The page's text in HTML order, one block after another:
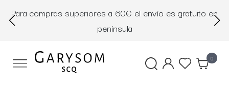
Para compras superiores a 60€ el envío es gratuito en
península
0